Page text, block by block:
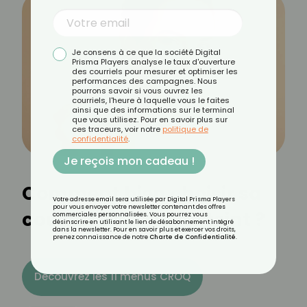
Comment bien choisir sa
couleur de fond de teint ?
Découvrez les 11 menus CROQ
Je consens à ce que la société Digital
Prisma Players analyse le taux d'ouverture
des courriels pour mesurer et optimiser les
performances des campagnes. Nous
pourrons savoir si vous ouvrez les
courriels, l'heure à laquelle vous le faites
ainsi que des informations sur le terminal
que vous utilisez. Pour en savoir plus sur
ces traceurs, voir notre politique de
confidentialité.
Je reçois mon cadeau !
Votre adresse email sera utilisée par Digital Prisma Players
pour vous envoyer votre newsletter contenant des offres
commerciales personnalisées. Vous pourrez vous
désinscrire en utilisant le lien de désabonnement intégré
dans la newsletter. Pour en savoir plus et exercer vos droits,
prenez connaissance de notre Charte de Confidentialité.